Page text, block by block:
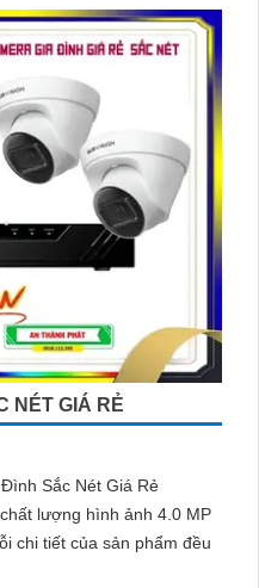
NÉT GIÁ RẺ
Sắc Nét Giá Rẻ
lượng hình ảnh 4.0 MP